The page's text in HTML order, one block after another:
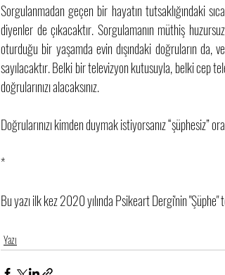
Sorgulanmadan geçen bir hayatın tutsaklığındaki
diyenler de çıkacaktır. Sorgulamanın müthiş
oturduğu bir yaşamda evin dışındaki doğruların da,
sayılacaktır. Belki bir televizyon kutusuyla, belki cep
doğrularınızı alacaksınız.
Doğrularınızı kimden duymak istiyorsanız “şüphesiz”
*
Bu yazı ilk kez 2020 yılında Psikeart Dergi'nin "Şüphe"
Yazı